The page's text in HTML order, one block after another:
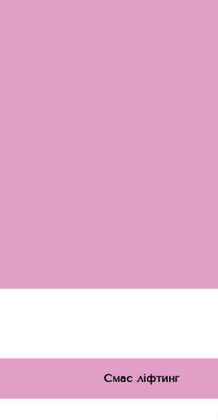
Смас ліфтинг